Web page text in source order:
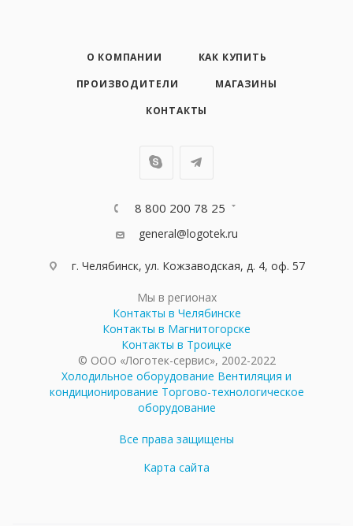
О КОМПАНИИ
КАК КУПИТЬ
ПРОИЗВОДИТЕЛИ
МАГАЗИНЫ
КОНТАКТЫ
8 800 200 78 25
general@logotek.ru
г. Челябинск, ул. Кожзаводская, д. 4, оф. 57
Мы в регионах
Контакты в Челябинске
Контакты в Магнитогорске
Контакты в Троицке
© ООО «Логотек-сервис», 2002-2022
Холодильное оборудование Вентиляция и
кондиционирование Торгово-технологическое
оборудование
Все права защищены
Карта сайта